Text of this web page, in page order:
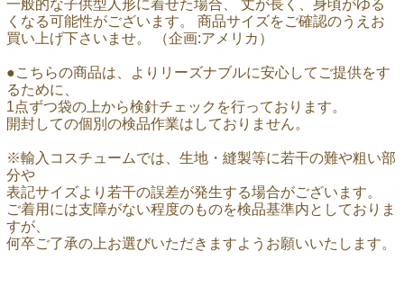
一般的な子供型人形に着せた場合、 丈が長く、身頃がゆる
くなる可能性がございます。 商品サイズをご確認のうえお
買い上げ下さいませ。 （企画:アメリカ）
●こちらの商品は、よりリーズナブルに安心してご提供をす
るために、
1点ずつ袋の上から検針チェックを行っております。
開封しての個別の検品作業はしておりません。
※輸入コスチュームでは、生地・縫製等に若干の難や粗い部
分や
表記サイズより若干の誤差が発生する場合がございます。
ご着用には支障がない程度のものを検品基準内としておりま
すが、
何卒ご了承の上お選びいただきますようお願いいたします。